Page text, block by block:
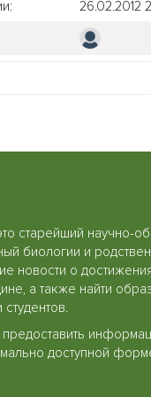
26.02.2012
старейший научно-
биологии и
новости о
а также найти
доступной